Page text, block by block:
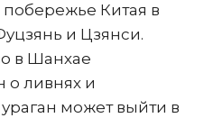
Китая в
и Цзянси.
в Шанхае
о ливнях и
может выйти в